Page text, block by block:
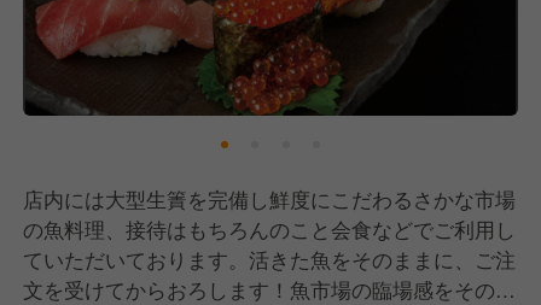
店内には大型生簀を完備し鮮度にこだわるさかな市場
の魚料理、接待はもちろんのこと会食などでご利用し
ていただいております。活きた魚をそのままに、ご注
文を受けてからおろします！魚市場の臨場感をそのま